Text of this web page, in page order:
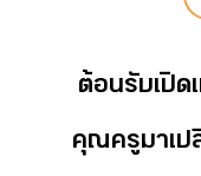
ต้อนรับเปิด
คุณครูมาเป